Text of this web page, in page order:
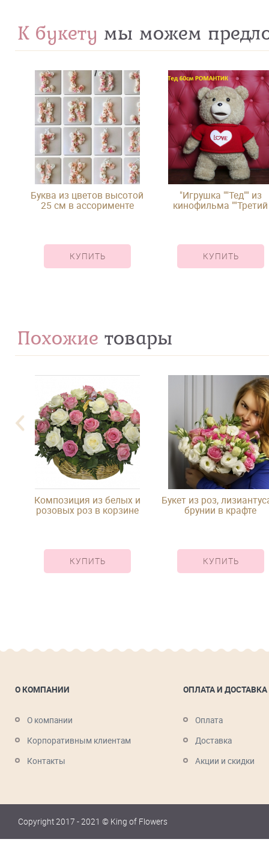
К букету мы можем
Буква из цветов высотой
25 см в ассорименте
КУПИТЬ
"Игрушка ""Тед"" из
кинофильма ""Третий
КУПИТЬ
Похожие товары
Композиция из белых и
розовых роз в корзине
КУПИТЬ
Букет из роз,
брунии в крафте
КУПИТЬ
О КОМПАНИИ
О компании
Корпоративным клиентам
Контакты
ОПЛАТА И ДОСТАВКА
Оплата
Доставка
Акции и скидки
Copyright 2017 - 2021 © King of Flowers